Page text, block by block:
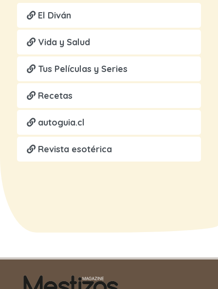
El Diván
Vida y Salud
Tus Películas y Series
Recetas
autoguia.cl
Revista esotérica